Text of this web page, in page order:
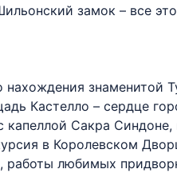
замок – все
знаменитой
Кастелло – сердце
Сакра Синдоне,
в Королевском
работы любимых